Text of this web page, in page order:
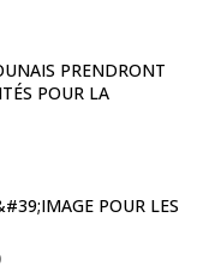
PRENDRONT
POUR LA
POUR LES